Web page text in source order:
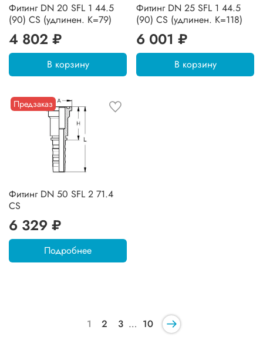
Фитинг DN 20 SFL 1 44.5
(90) CS (удлинен. К=79)
4 802 ₽
В корзину
Фитинг DN 25 SFL 1 44.5
(90) CS (удлинен. К=118)
6 001 ₽
В корзину
Предзаказ
Фитинг DN 50 SFL 2 71.4
CS
6 329 ₽
Подробнее
1 2 3 … 10